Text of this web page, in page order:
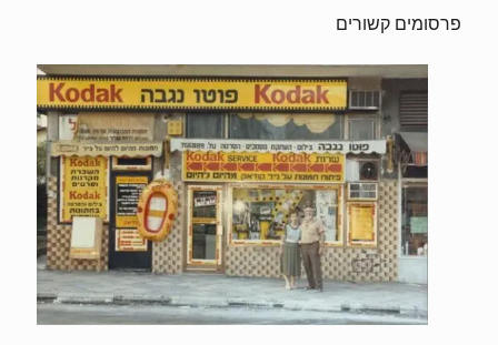
פרסומים קשורים